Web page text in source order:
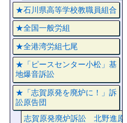
★石川県高等学校教職員組合
★全国一般労組
★全港湾労組七尾
★「ピースセンター小松」基
地爆音訴訟
★「志賀原発を廃炉に！」訴
訟原告団
志賀原発廃炉訴訟 北野進原